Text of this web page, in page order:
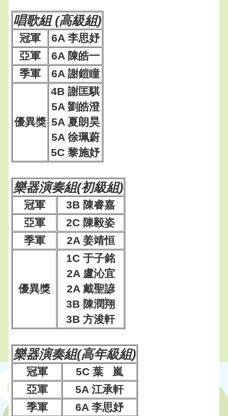
唱歌組 (高級組)
冠軍
6A 李思妤
亞軍
6A 陳皓一
季軍
6A 謝鎧瞳
優異獎
4B 謝匡騏
5A 劉皓澄
5A 夏朗昊
5A 徐珮蔚
5C 黎施妤
樂器演奏組(初級組)
冠軍
3B 陳睿嘉
亞軍
2C 陳毅姿
季軍
2A 姜靖恒
優異獎
1C 于子銘
2A 盧沁宜
2A 戴聖諺
3B 陳潤翔
3B 方浚軒
樂器演奏組(高年級組)
冠軍
5C 葉 嵐
亞軍
5A 江承軒
季軍
6A 李思妤